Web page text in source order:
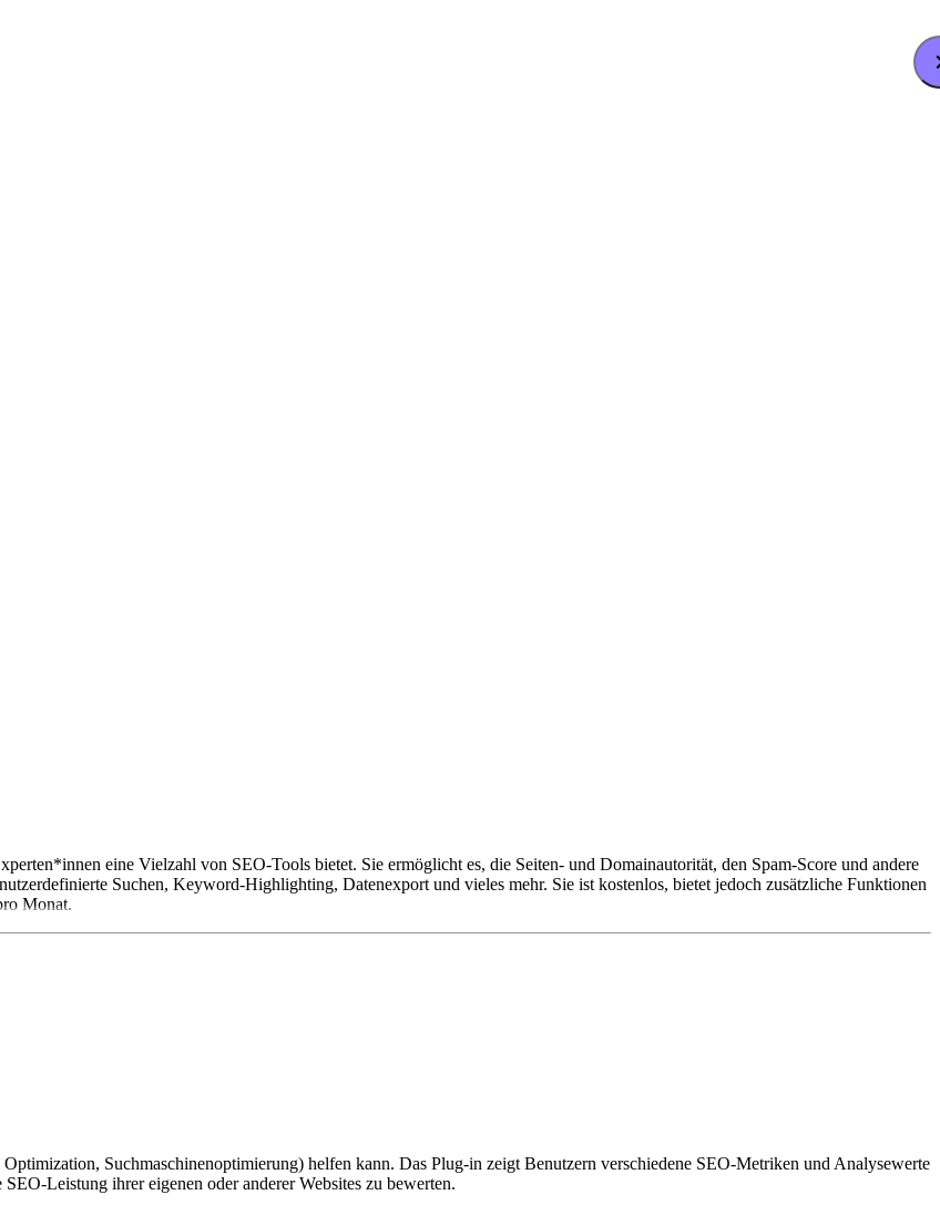
eine Vielzahl von SEO-Tools bietet. Sie ermöglicht es, die Seiten- und Domainautorität, den Spam-Score und andere
Suchen, Keyword-Highlighting, Datenexport und vieles mehr. Sie ist kostenlos, bietet jedoch zusätzliche Funktionen
Monat.
Suchmaschinenoptimierung) helfen kann. Das Plug-in zeigt Benutzern verschiedene SEO-Metriken und Analysewerte
Leistung ihrer eigenen oder anderer Websites zu bewerten.